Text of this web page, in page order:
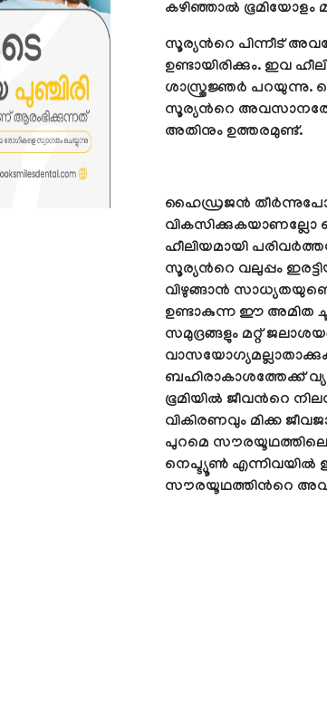
കഴിഞ്ഞാൽ ഭൂമിയോളം
സൂര്യന്‍റെ പിന്നീട്
ഉണ്ടായിരിക്കും. ഇവ
ശാസ്ത്രജ്ഞര്‍ പറയുന്നു.
സൂര്യന്‍റെ
അതിനും ഉത്തരമുണ്ട്.
ഹൈഡ്രജൻ
വികസിക്കുകയാണല്ലോ
ഹീലിയമായി
സൂര്യന്‍റെ വലുപ്പം
വിഴുങ്ങാൻ
ഉണ്ടാകുന്ന ഈ അമിത
സമുദ്രങ്ങളും മറ്റ്
ബഹിരാകാശത്തേക്ക്
ഭൂമിയിൽ ജീവന്‍റെ
വികിരണവും മിക്ക
പുറമെ സൗരയൂഥത്തിലെ
നെപ്ട്യൂണ്‍ എന്നിവയില്‍
സൗരയൂഥത്തിന്‍റെ